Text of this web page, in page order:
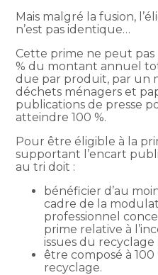
Mais malgré la fusion,
n’est pas identique…
Cette prime ne peut
% du montant annuel
due par produit, par un
déchets ménagers et
publications de presse
atteindre 100 %.
Pour être éligible à la
supportant l’encart
au tri doit :
bénéficier d’au
cadre de la
professionnel
prime relative à
issues du recyclage ;
être composé à 100
recyclage.